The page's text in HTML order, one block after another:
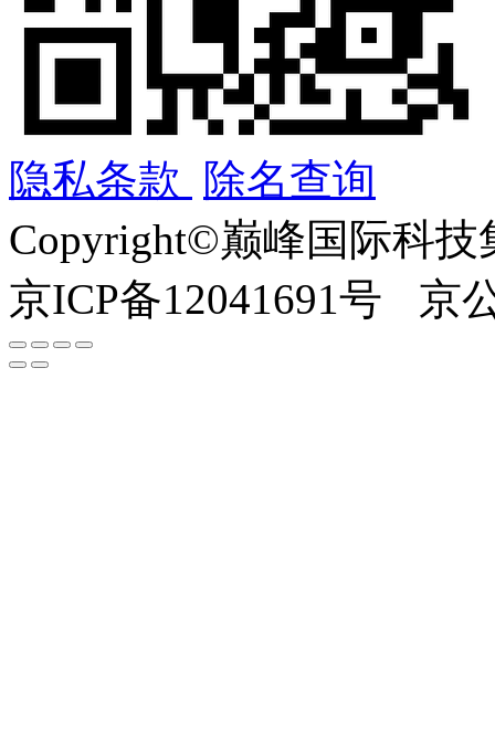
隐私条款
除名查询
Copyright©巅峰国际科
京ICP备12041691号
京